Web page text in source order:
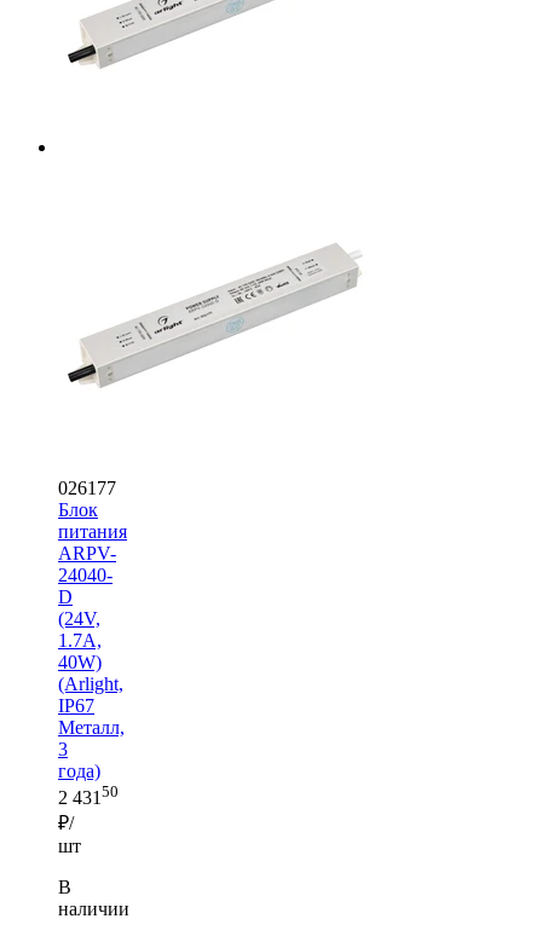
026177
Блок
питания
ARPV-
24040-
D
(24V,
1.7A,
40W)
(Arlight,
IP67
Металл,
3
года)
2 431 50
₽/
шт
В
наличии